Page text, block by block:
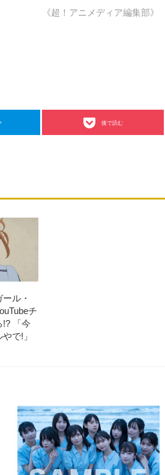
《超！アニメディア編集部》
後で読む
ル・
チ
!? 「今
で!」